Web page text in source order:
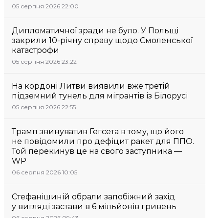
05 серпня 2026 22:00
Дипломатичної зради не було. У Польщі
закрили 10-річну справу щодо Смоленської
катастрофи
05 серпня 2026 23:22
На кордоні Литви виявили вже третій
підземний тунель для мігрантів із Білорусі
05 серпня 2026 22:55
Трамп звинуватив Гегсета в тому, що його
не повідомили про дефіцит ракет для ППО.
Той перекинув це на свого заступника —
WP
06 серпня 2026 10:05
Стефанішиній обрали запобіжний захід
у вигляді застави в 6 мільйонів гривень